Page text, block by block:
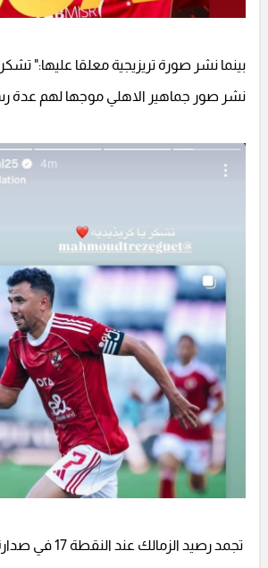
بينما نشر صورة تريزيجية معلقا عليها:" تشكر
نشر صور جماهير الاهلي موجها لهم عدة
تجمد رصيد الزمالك